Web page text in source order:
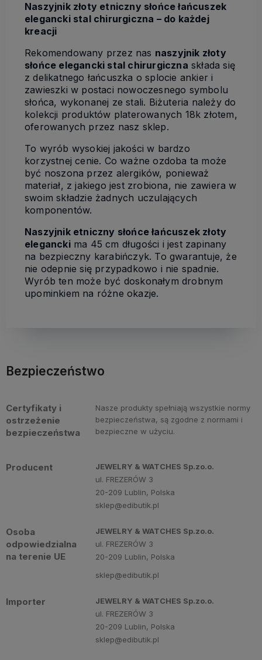
Naszyjnik złoty etniczny słońce łańcuszek
elegancki stal chirurgiczna – do każdej
kreacji
Rekomendowany przez nas naszyjnik złoty
słońce elegancki stal chirurgiczna składa się
z delikatnego łańcuszka o splocie ankier i
zawieszki w postaci nowoczesnego symbolu
słońca, wykonanej ze stali. Biżuteria należy do
kolekcji produktów platerowanych 18k złotem,
oferowanych przez nasz sklep.
To wyrób wysokiej jakości w bardzo
korzystnej cenie. Co ważne ozdoba ta może
być noszona przez alergików, ponieważ
materiał, z jakiego jest zrobiona, nie zawiera w
swoim składzie żadnych uczulających
komponentów.
Naszyjnik etniczny słońce łańcuszek złoty
eleganckima 45 cm długości i jest zapinany
na bezpieczny karabińczyk. To gwarantuje, że
nie odepnie się przypadkowo i nie spadnie.
Wyrób ten może być doskonałym drobnym
upominkiem na różne okazje.
Bezpieczeństwo
Certyfikaty i
ostrzeżenie
bezpieczeństwa
Nasze produkty spełniają wszystkie normy
bezpieczeństwa, są zgodne z normami i
bezpieczne w użyciu.
Producent
JEWELRY & WATCHES Sp.zo.o.
ul. FREZERÓW 3
20-209 Lublin, Polska
sklep@edibutik.pl
Osoba
odpowiedzialna
na terenie UE
JEWELRY & WATCHES Sp.zo.o.
ul. FREZERÓW 3
20-209 Lublin, Polska
sklep@edibutik.pl
Importer
JEWELRY & WATCHES Sp.zo.o.
ul. FREZERÓW 3
20-209 Lublin, Polska
sklep@edibutik.pl